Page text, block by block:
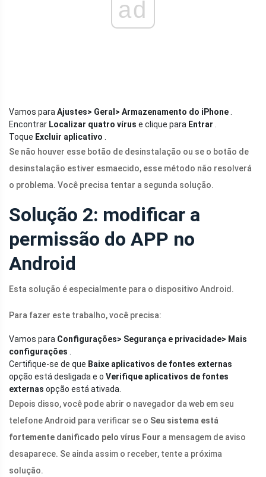
ad
Vamos para Ajustes> Geral> Armazenamento do iPhone
Encontrar Localizar quatro vírus e clique para Entrar
Toque Excluir aplicativo
Se não houver esse botão de desinstalação ou se o botão de
desinstalação estiver esmaecido, esse método não resolverá
o problema. Você precisa tentar a segunda solução.
Solução 2: modificar a
permissão do APP no
Android
Esta solução é especialmente para o dispositivo Android.
Para fazer este trabalho, você precisa:
Vamos para Configurações> Segurança e privacidade> Mais
configurações
Certifique-se de que Baixe aplicativos de fontes externas
opção está desligada e o Verifique aplicativos de fontes
externas opção está ativada.
Depois disso, você pode abrir o navegador da web em seu
telefone Android para verificar se o Seu sistema está
fortemente danificado pelo vírus Four a mensagem de aviso
desaparece. Se ainda assim o receber, tente a próxima
solução.